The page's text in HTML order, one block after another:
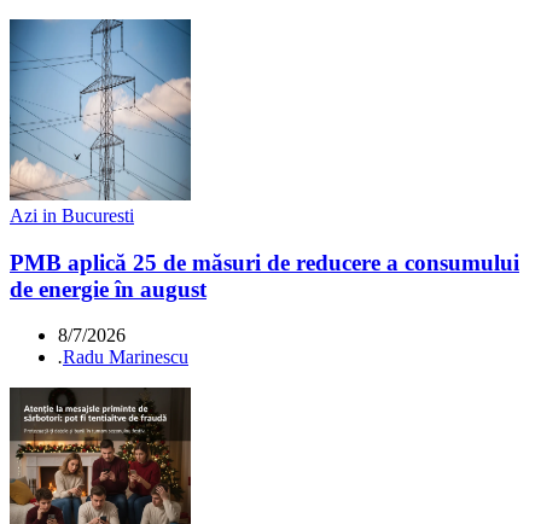
Azi in Bucuresti
PMB aplică 25 de măsuri de reducere a consumului
de energie în august
8/7/2026
.Radu Marinescu